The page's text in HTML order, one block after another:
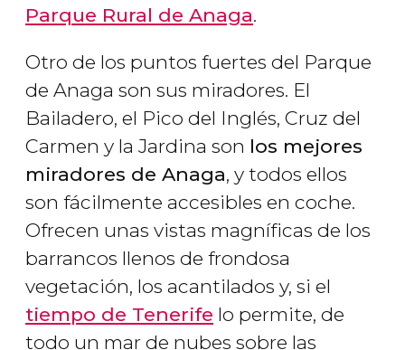
Parque Rural de Anaga.
Otro de los puntos fuertes del Parque
de Anaga son sus miradores. El
Bailadero, el Pico del Inglés, Cruz del
Carmen y la Jardina son los mejores
miradores de Anaga, y todos ellos
son fácilmente accesibles en coche.
Ofrecen unas vistas magníficas de los
barrancos llenos de frondosa
vegetación, los acantilados y, si el
tiempo de Tenerife lo permite, de
todo un mar de nubes sobre las